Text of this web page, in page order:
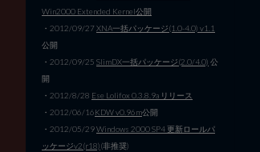
Win2000 Extended Kernel公開
・2012/09/27XNA一括パッケージ(1.0-4.0) v1.1
公開
・2012/09/25 SlimDX一括パッケージ(2.0/4.0) 公
開
・2012/8/28 Ese Lolifox 0.3.8.9a リリース
・2012/06/16KDW v0.96m公開
・2012/05/29Windows 2000 SP4 更新ロールパ
ッケージv2(r18)(非推奨)